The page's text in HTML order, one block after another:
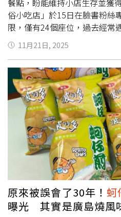
一場緩慢的風，乾淨、從容卻
出的正規專輯《FRR》獲得市
更是以翻唱專輯《gimbap》
月18日登上Billboard Live
不一樣的變化，敬請歌迷們期
前就曾來過台灣演出，對於
飯難以忘懷。面對充滿美食
試珍珠奶茶、吃蚵仔煎 跟潤餅
餐點，盼能維持小店生存並獲
俗小吃店」於15日在臉書粉絲
限，僅有24個座位，過去經常
況，導致翻桌率降低、營運空
片，顯示一盤蚵仔煎
搭配三
家透露，最誇張的一次是7位
煎分食，等於每人平均消費僅
小時。另也曾有4人僅點2份
桌，對營收造成影響。考量租
奈下決定設立內用新規，希
過，店家也強調，此舉並非設
使用有限資源時互相尊重。
尤其在座位有限的情況下，
響其他顧客用餐權益。
11月21日, 2025
原來被誤會了30年！ 蚵
曝光 其實是廣島燒風